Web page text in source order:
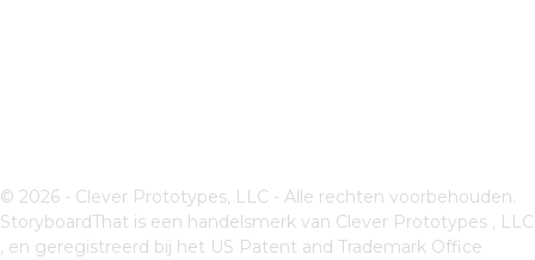
© 2026 - Clever Prototypes, LLC - Alle rechten voorbehouden.
StoryboardThat is een handelsmerk van Clever Prototypes , LLC
, en geregistreerd bij het US Patent and Trademark Office